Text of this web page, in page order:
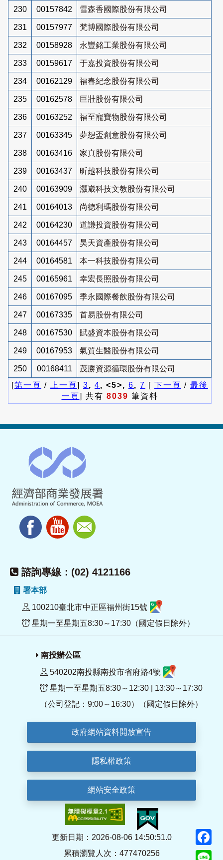
230 00157842 雪森香國際股份有限公司
231 00157977 梵博國際股份有限公司
232 00158928 永豐銘工業股份有限公司
233 00159617 于嘉投資股份有限公司
234 00162129 福春紀念股份有限公司
235 00162578 巨壯股份有限公司
236 00163252 福至寵寶物股份有限公司
237 00163345 夢想盃創意股份有限公司
238 00163416 家真股份有限公司
239 00163437 昕越科技股份有限公司
240 00163909 灝崴科技文教股份有限公司
241 00164013 尚德利瑪股份有限公司
242 00164230 道謙投資股份有限公司
243 00164457 昊天資產股份有限公司
244 00164581 本一科技股份有限公司
245 00165961 幸宏長照股份有限公司
246 00167095 季永國際餐飲股份有限公司
247 00167335 首易股份有限公司
248 00167530 賦盛資本股份有限公司
249 00167953 氣質生醫股份有限公司
250 00168411
茂勝資源循環股份有限公司
[第一頁 / 上一頁] 3, 4, <5>, 6, 7 [ 下一頁 / 最後
一頁] 共有 8039 筆資料
諮詢專線：(02) 4121166
署本部
100210臺北市中正區福州街15號
星期一至星期五8:30～17:30（國定假日除外）
南投辦公區
540202南投縣南投市省府路4號
星期一至星期五8:30～12:30 | 13:30～17:30
（公司登記：9:00～16:30）（國定假日除外）
政府網站資料開放宣告
隱私權政策
網站安全政策
更新日期：2026-08-06 14:50:51.0
累積瀏覽人次：477470256